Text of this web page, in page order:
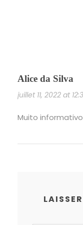
Alice da Silva
juillet 11, 2022 at
Muito